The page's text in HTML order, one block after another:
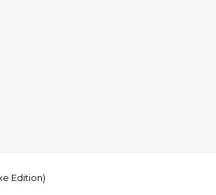
Edition)